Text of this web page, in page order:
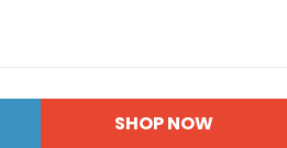
SHOPNOW